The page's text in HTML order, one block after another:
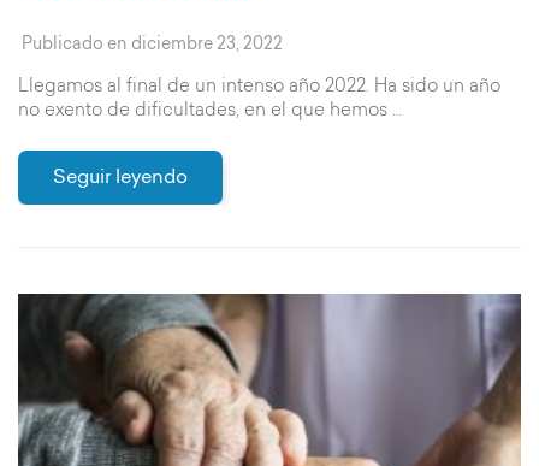
Publicado en diciembre 23, 2022
Llegamos al final de un intenso año 2022. Ha sido un año
no exento de dificultades, en el que hemos …
Seguir leyendo